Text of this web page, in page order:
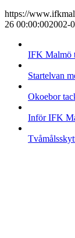
https://
26 00:00:002002-
IFK Malmö
Startelvan
Okoebor
Inför IFK